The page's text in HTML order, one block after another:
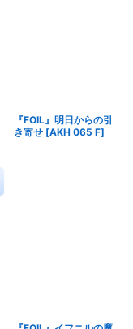
『FOIL』明日からの引
き寄せ [AKH 065 F]